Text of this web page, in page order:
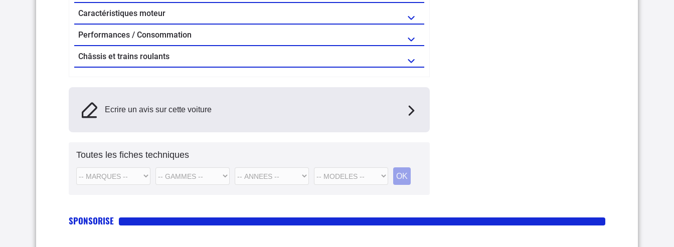
Caractéristiques moteur
Performances / Consommation
Châssis et trains roulants
Ecrire un avis sur cette voiture
Toutes les fiches techniques
SPONSORISE